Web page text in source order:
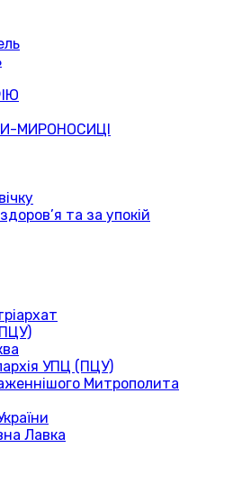
МИРОНОСИЦІ
та за упокій
УПЦ (ПЦУ)
Митрополита
Лавка